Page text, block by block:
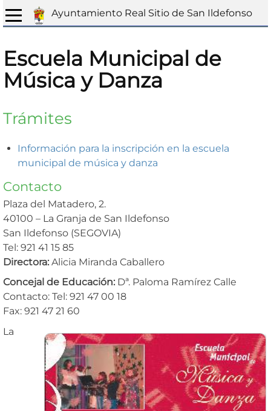
Ayuntamiento Real Sitio de San Ildefonso
Escuela Municipal de
Música y Danza
Trámites
Información para la inscripción en la escuela
municipal de música y danza
Contacto
Plaza del Matadero, 2.
40100 – La Granja de San Ildefonso
San Ildefonso (SEGOVIA)
Tel: 921 41 15 85
Directora: Alicia Miranda Caballero
Concejal de Educación: Dª. Paloma Ramírez Calle
Contacto: Tel: 921 47 00 18
Fax: 921 47 21 60
La